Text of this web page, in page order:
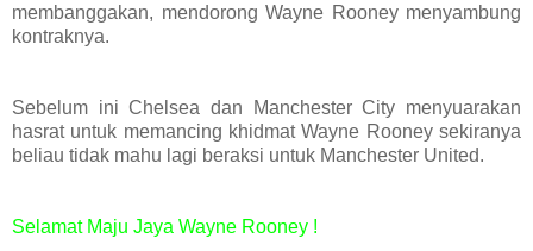
membanggakan, mendorong Wayne Rooney menyambung
kontraknya.
Sebelum ini Chelsea dan Manchester City menyuarakan
hasrat untuk memancing khidmat Wayne Rooney sekiranya
beliau tidak mahu lagi beraksi untuk Manchester United.
Selamat Maju Jaya Wayne Rooney !